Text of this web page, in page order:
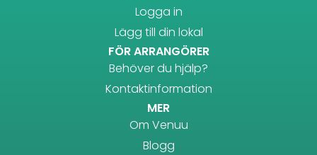
Logga in
Lägg till din lokal
FÖR ARRANGÖRER
Behöver du hjälp?
Kontaktinformation
MER
Om Venuu
Blogg